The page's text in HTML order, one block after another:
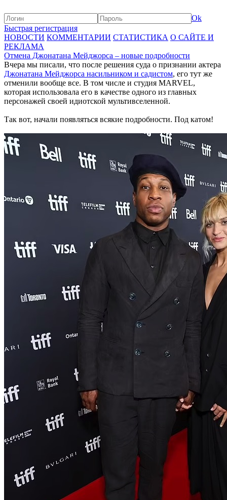
Ok
Быстрая регистрация
НОВОСТИ КОММЕНТАРИИ СТАТИСТИКА О САЙТЕ И
РЕКЛАМА
Отмена Джонатана Мейджорса – новые подробности
Вчера мы писали, что после решения суда о признании актера
Джонатана Мейджорса насильником и садистом, его тут же
отменили вообще все. В том числе и студия MARVEL,
которая использовала его в качестве одного из главных
персонажей своей идиотской мультивселенной.
Так вот, начали появляться всякие подробности. Под катом!